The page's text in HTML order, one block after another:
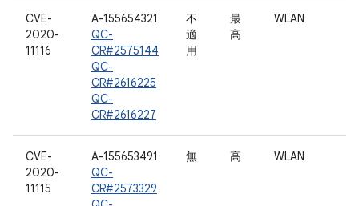
CVE-
2020-
11116
A-155654321
QC-
CR#2575144
QC-
CR#2616225
QC-
CR#2616227
不
適
用
最
高
WLAN
CVE-
2020-
11115
A-155653491
QC-
CR#2573329
無 高 WLAN